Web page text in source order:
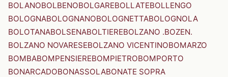
BOLANOBOLBENOBOLGAREBOLLATEBOLLENGO
BOLOGNABOLOGNANOBOLOGNETTABOLOGNOLA
BOLOTANABOLSENABOLTIEREBOLZANO .BOZEN.
BOLZANO NOVARESEBOLZANO VICENTINOBOMARZO
BOMBABOMPENSIEREBOMPIETROBOMPORTO
BONARCADOBONASSOLABONATE SOPRA